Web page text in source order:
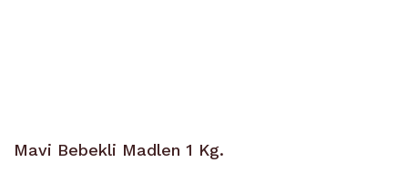
Mavi Bebekli Madlen 1 Kg.